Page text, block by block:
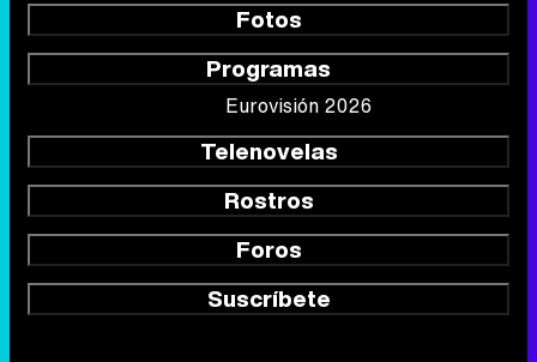
Fotos
Programas
Eurovisión 2026
Telenovelas
Rostros
Foros
Suscríbete